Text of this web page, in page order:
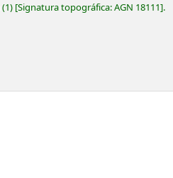
(1) Signatura topográfica:AGN 18111 .